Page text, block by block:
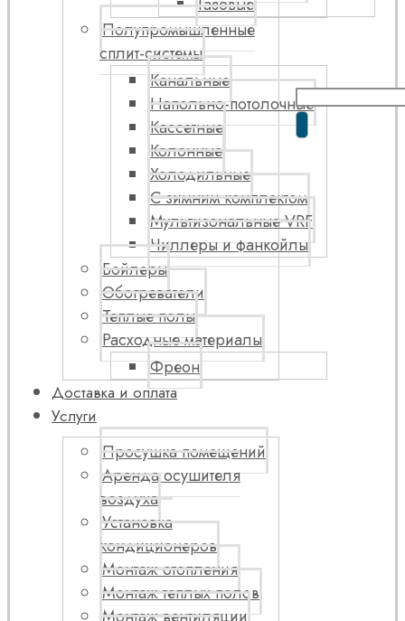
Газовые
Полупромышленные
сплит-системы
Канальные
Напольно-потолочные
Кассетные
Колонные
Холодильные
С зимним комплектом
Мультизональные VRF
Чиллеры и фанкойлы
Бойлеры
Обогреватели
Теплые полы
Расходные материалы
Фреон
Доставка и оплата
Услуги
Просушка помещений
Аренда осушителя
воздуха
Установка
кондиционеров
Монтаж отопления
Монтаж теплых полов